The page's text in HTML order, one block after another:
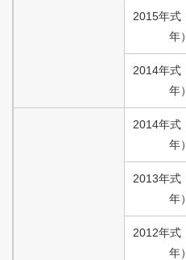
2015年式
年）
2014年式
年）
2014年式
年）
2013年式
年）
2012年式
年）